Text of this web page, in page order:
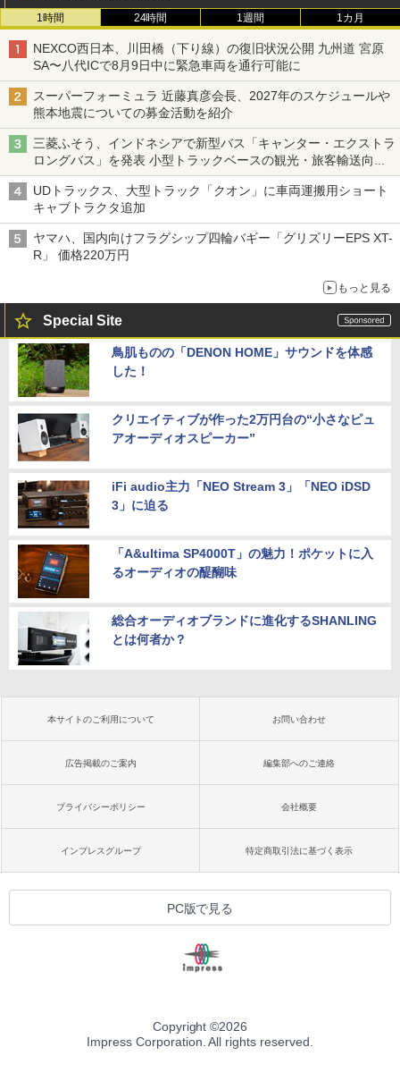
1時間 24時間 1週間 1カ月
NEXCO西日本、川田橋（下り線）の復旧状況公開 九州道 宮原
SA〜八代ICで8月9日中に緊急車両を通行可能に
スーパーフォーミュラ 近藤真彦会長、2027年のスケジュールや
熊本地震についての募金活動を紹介
三菱ふそう、インドネシアで新型バス「キャンター・エクストラ
ロングバス」を発表 小型トラックベースの観光・旅客輸送向け
バス
UDトラックス、大型トラック「クオン」に車両運搬用ショート
キャブトラクタ追加
ヤマハ、国内向けフラグシップ四輪バギー「グリズリーEPS XT-
R」 価格220万円
もっと見る
Special Site
鳥肌ものの「DENON HOME」サウンドを体感
した！
クリエイティブが作った2万円台の“小さなピュ
アオーディオスピーカー”
iFi audio主力「NEO Stream 3」「NEO iDSD
3」に迫る
「A&ultima SP4000T」の魅力！ポケットに入
るオーディオの醍醐味
総合オーディオブランドに進化するSHANLING
とは何者か？
本サイトのご利用について お問い合わせ
広告掲載のご案内 編集部へのご連絡
プライバシーポリシー 会社概要
インプレスグループ 特定商取引法に基づく表示
PC版で見る
Copyright ©2026
Impress Corporation. All rights reserved.